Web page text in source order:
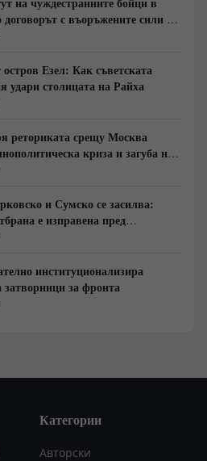
с въоръжените сили не
Езел: Как съветската
удари столицата на Райха
реториката срещу Москва
криза и загуба на
и Сумско се засилва:
е изправена пред
институционализира
затворници за фронта
Категории
Авторски